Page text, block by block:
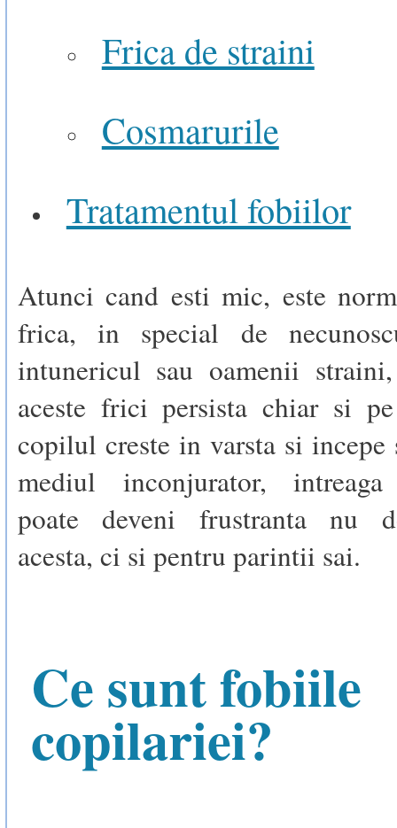
Frica de straini
Cosmarurile
Tratamentul fobiilor
Atunci cand esti mic, este
frica, in special de
intunericul sau oamenii
aceste frici persista chiar si
copilul creste in varsta si incepe
mediul inconjurator, intreaga
poate deveni frustranta nu
acesta, ci si pentru parintii sai.
Ce sunt fobiile
copilariei?